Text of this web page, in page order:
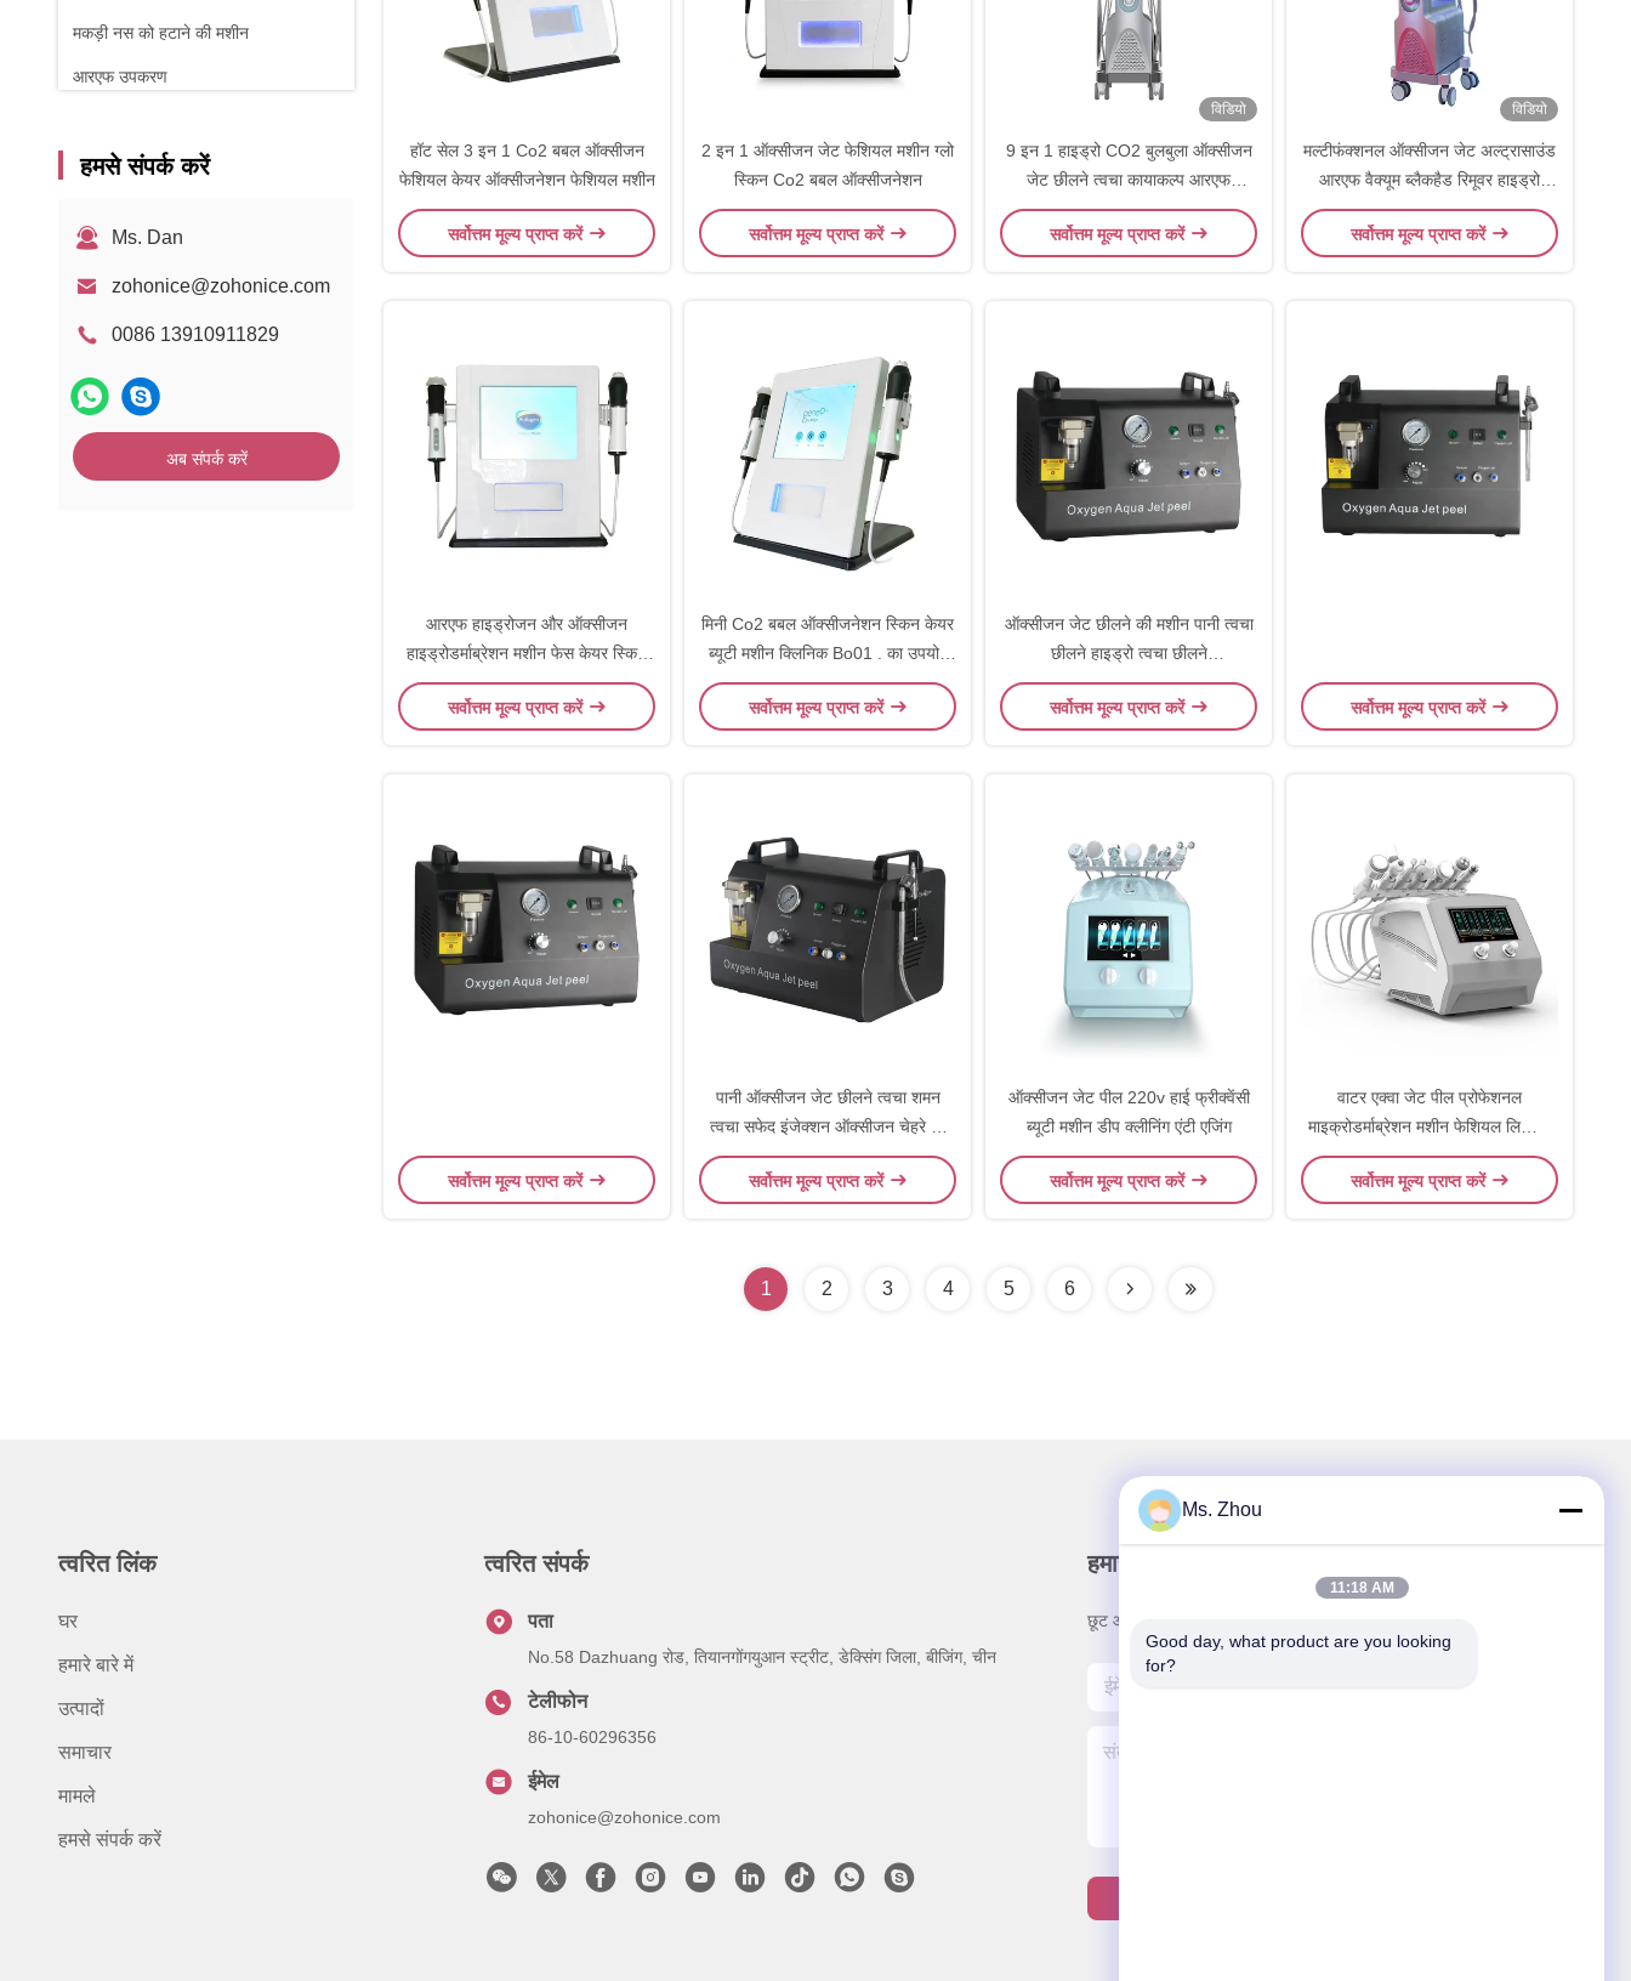
मकड़ी नस को हटाने की मशीन
आरएफ उपकरण
1470nm डायोड लेजर
हमसे संपर्क करें
Ms. Dan
zohonice@zohonice.com
0086 13910911829
अब संपर्क करें
हॉट सेल 3 इन 1 Co2 बबल ऑक्सीजन
फेशियल केयर ऑक्सीजनेशन फेशियल मशीन
सर्वोत्तम मूल्य प्राप्त करें
2 इन 1 ऑक्सीजन जेट फेशियल मशीन ग्लो
स्किन Co2 बबल ऑक्सीजनेशन
सर्वोत्तम मूल्य प्राप्त करें
विडियो
9 इन 1 हाइड्रो CO2 बुलबुला ऑक्सीजन
जेट छीलने त्वचा कायाकल्प आरएफ
Microdermabrasion मशीन
सर्वोत्तम मूल्य प्राप्त करें
विडियो
मल्टीफंक्शनल ऑक्सीजन जेट अल्ट्रासाउंड
आरएफ वैक्यूम ब्लैकहैड रिमूवर हाइड्रो
डर्माब्रेशन मशीन
सर्वोत्तम मूल्य प्राप्त करें
आरएफ हाइड्रोजन और ऑक्सीजन
हाइड्रोडर्माब्रेशन मशीन फेस केयर स्किन
व्हाइटनिंग ब्यूटी
सर्वोत्तम मूल्य प्राप्त करें
मिनी Co2 बबल ऑक्सीजनेशन स्किन केयर
ब्यूटी मशीन क्लिनिक Bo01 . का उपयोग
करें
सर्वोत्तम मूल्य प्राप्त करें
ऑक्सीजन जेट छीलने की मशीन पानी त्वचा
छीलने हाइड्रो त्वचा छीलने
Microdermabrasion
सर्वोत्तम मूल्य प्राप्त करें
सर्वोत्तम मूल्य प्राप्त करें
सर्वोत्तम मूल्य प्राप्त करें
पानी ऑक्सीजन जेट छीलने त्वचा शमन
त्वचा सफेद इंजेक्शन ऑक्सीजन चेहरे की
सफाई मशीन
सर्वोत्तम मूल्य प्राप्त करें
ऑक्सीजन जेट पील 220v हाई फ्रीक्वेंसी
ब्यूटी मशीन डीप क्लीनिंग एंटी एजिंग
सर्वोत्तम मूल्य प्राप्त करें
वाटर एक्वा जेट पील प्रोफेशनल
माइक्रोडर्माब्रेशन मशीन फेशियल लिफ्टिंग
ब्यूटी
सर्वोत्तम मूल्य प्राप्त करें
1 2 3 4 5 6
त्वरित लिंक
घर
हमारे बारे में
उत्पादों
समाचार
मामले
हमसे संपर्क करें
त्वरित संपर्क
पता
No.58 Dazhuang रोड, तियानगोंगयुआन स्ट्रीट, डेक्सिंग जिला, बीजिंग, चीन
टेलीफोन
86-10-60296356
ईमेल
zohonice@zohonice.com
हमारा समाचार पत्र
छूट और अधिक के लिए हमारे न्यूज़लेटर की सदस्यता लें।
Ms. Zhou
11:18 AM
Good day, what product are you looking
for?